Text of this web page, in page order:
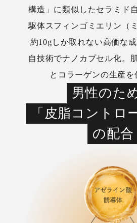
構造」に類似したセラミド
駆体スフィンゴミエリン（
約10gしか取れない高価な
自技術でナノカプセル化。
とコラーゲンの生産を
男性のた
「皮脂コントロ
の配合